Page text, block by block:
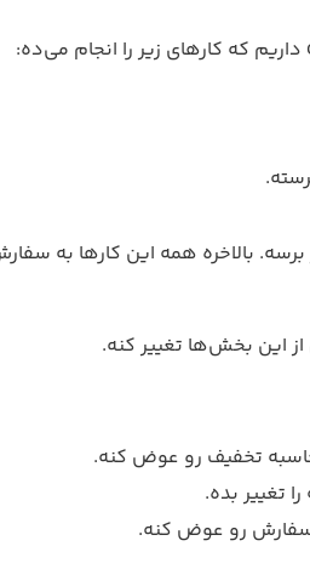
داریم که کارهای زیر را انجام می‌ده:
بالاخره همه این کارها به
این بخش‌ها تغییر کنه.
تخفیف رو عوض کنه.
تغییر بده.
رو عوض کنه.